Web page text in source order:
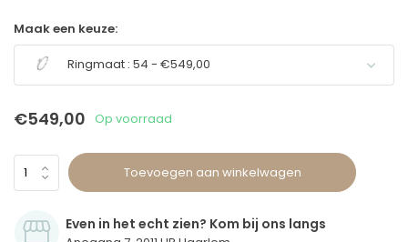
Maak een keuze:
Ringmaat : 54 - €549,00
€549,00 Op voorraad
Toevoegen aan winkelwagen
Even in het echt zien? Kom bij ons langs